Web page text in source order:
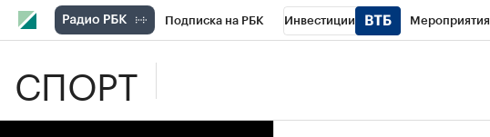
Подписка на РБК Инвестиции Мероприятия
СПОРТ